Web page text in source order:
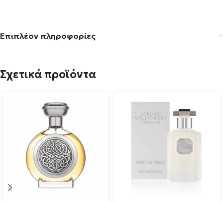
Επιπλέον πληροφορίες
Σχετικά προϊόντα